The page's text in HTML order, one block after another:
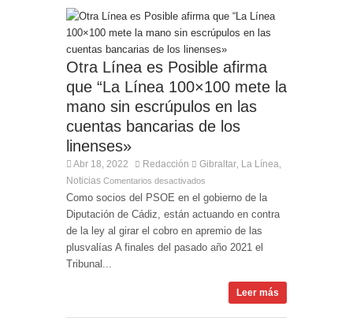
Otra Línea es Posible afirma
que “La Línea 100×100 mete la
mano sin escrúpulos en las
cuentas bancarias de los
linenses»
Abr 18, 2022 Redacción Gibraltar La Línea
Noticias Comentarios desactivados
Como socios del PSOE en el gobierno de la
Diputación de Cádiz, están actuando en contra
de la ley al girar el cobro en apremio de las
plusvalías A finales del pasado año 2021 el
Tribunal...
Leer más